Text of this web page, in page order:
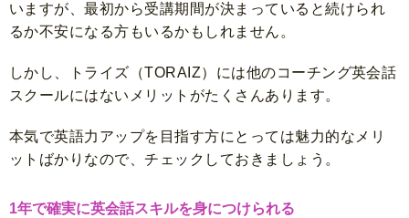
いますが、最初から受講期間が決まっていると続けられ
るか不安になる方もいるかもしれません。
しかし、トライズ（TORAIZ）には他のコーチング英会話
スクールにはないメリットがたくさんあります。
本気で英語力アップを目指す方にとっては魅力的なメリ
ットばかりなので、チェックしておきましょう。
1年で確実に英会話スキルを身につけられる